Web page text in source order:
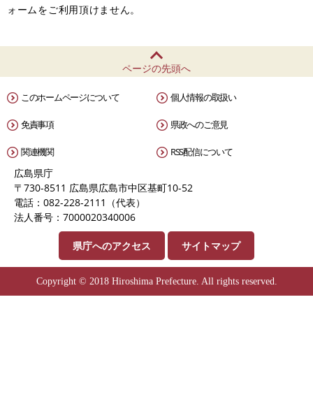
ォームをご利用頂けません。
ページの先頭へ
このホームページについて 個人情報の取扱い
免責事項 県政へのご意見
関連機関 RSS配信について
広島県庁
〒730-8511 広島県広島市中区基町10-52
電話：082-228-2111（代表）
法人番号：7000020340006
県庁へのアクセス サイトマップ
Copyright © 2018 Hiroshima Prefecture. All rights reserved.